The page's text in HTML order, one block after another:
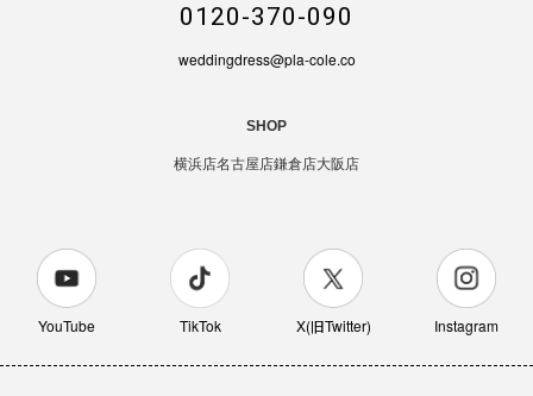
0120-370-090
weddingdress@pla-cole.co
SHOP
横浜店名古屋店鎌倉店大阪店
YouTube TikTok X(旧Twitter) Instagram